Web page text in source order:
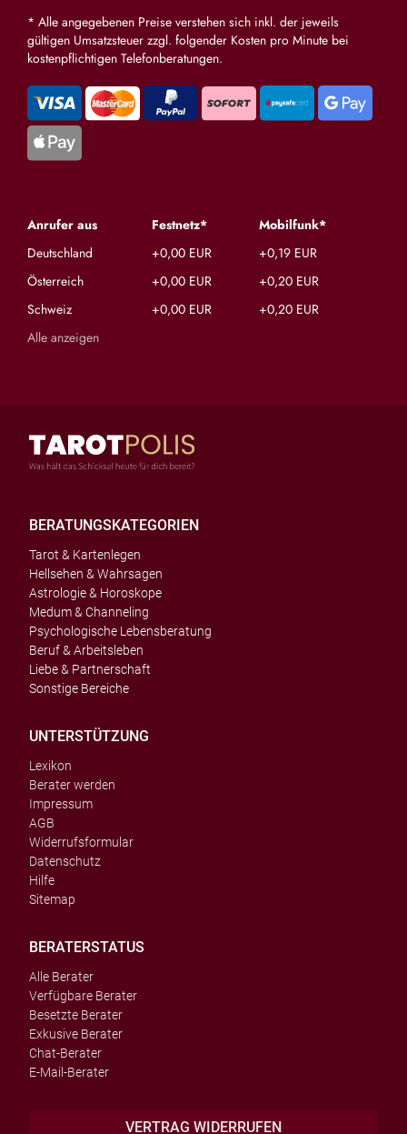
* Alle angegebenen Preise verstehen sich inkl. der jeweils
gültigen Umsatzsteuer zzgl. folgender Kosten pro Minute bei
kostenpflichtigen Telefonberatungen.
Anrufer aus Festnetz*
Mobilfunk*
Deutschland
+0,00 EUR
+0,19 EUR
Österreich
+0,00 EUR
+0,20 EUR
Schweiz
+0,00 EUR
+0,20 EUR
Alle anzeigen
BERATUNGSKATEGORIEN
Tarot & Kartenlegen
Hellsehen & Wahrsagen
Astrologie & Horoskope
Medum & Channeling
Psychologische Lebensberatung
Beruf & Arbeitsleben
Liebe & Partnerschaft
Sonstige Bereiche
UNTERSTÜTZUNG
Lexikon
Berater werden
Impressum
AGB
Widerrufsformular
Datenschutz
Hilfe
Sitemap
BERATERSTATUS
Alle Berater
Verfügbare Berater
Besetzte Berater
Exkusive Berater
Chat-Berater
E-Mail-Berater
VERTRAG WIDERRUFEN